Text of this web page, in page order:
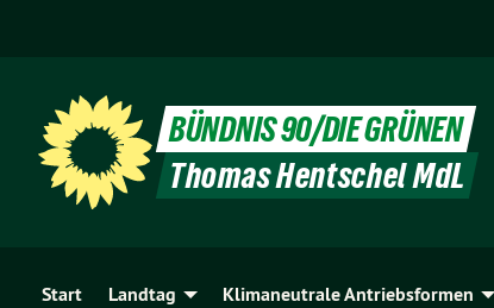
BÜNDNIS 90/DIE GRÜNEN
Thomas Hentschel MdL
Start Landtag Klimaneutrale Antriebsformen